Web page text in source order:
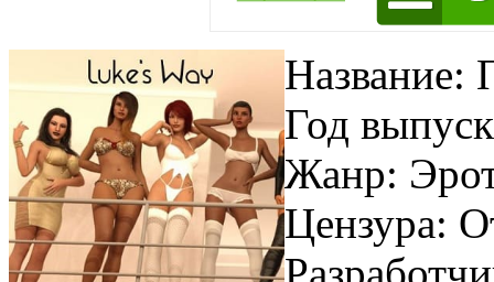
Название:
Год
Жанр:
Цензура: